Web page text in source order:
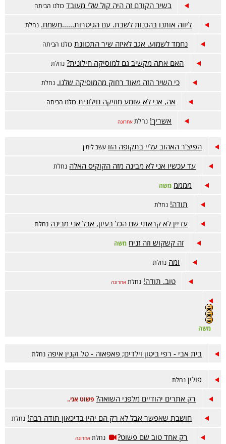
בשיר הקודם זה היה קול שלי מעובד כולנו הביתה
ליווה אותנו בהכנות לשבת. עם הגיטרות......משמח. נחלת
נחמד לשמוע. אגב לאיזה שיר התכוונת כולנו הביתה
האם אתה מקשיב גם למוסיקה חילונית? נחלת
כי השיר הזה מאוד רחוק מהמוסיקה שלנו. נחלת
אה, אני לא שומע מוזיקה חילונית כולנו הביתה
אשריך! נחלת אחרונה
הפיצ'ר האהוב עליי בתקופה הזו עשב לימון
עד עכשיו אני לא מבינה מזה הקוקיס האלה נחלת
ממממ משה
תודה! נחלת
עדיין לא קראתי שם הכל בעיון, אבל אני מבינה נחלת
זה קשקוש וזה זניח משה
ומה נחלת
טוב. תודה! נחלת אחרונה
משה
בית אבי - רפי ביטון וילדים; פאפאוה - טל וקנין איפה נחלת
פולין נחלת
רק אתרים יהודיים מלפני השואה? פשוט אני..
חושבת שאפשר אבל לא רק הם יהיו בדיכאון תודה רבה! נחלת
רק אחד טוב שם פשוט? נחלת אחרונה